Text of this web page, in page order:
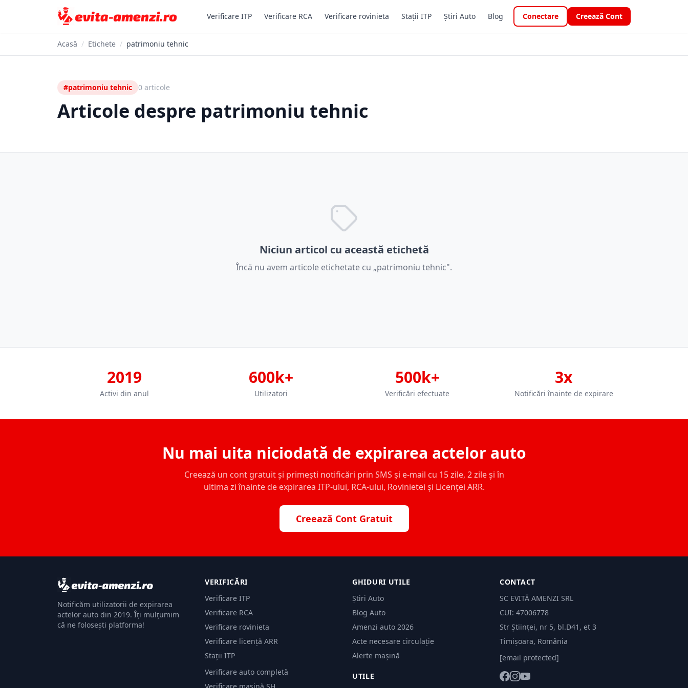
Verificare ITP Verificare RCA Verificare rovinieta Stații ITP Știri Auto Blog Conectare Creează Cont
Acasă / Etichete / patrimoniu tehnic
#patrimoniu tehnic 0 articole
Articole despre patrimoniu tehnic
Niciun articol cu această etichetă
Încă nu avem articole etichetate cu „patrimoniu tehnic".
2019
Activi din anul
600k+
Utilizatori
500k+
Verificări efectuate
3x
Notificări înainte de expirare
Nu mai uita niciodată de expirarea actelor auto
Creează un cont gratuit și primești notificări prin SMS și e-mail cu 15 zile, 2 zile și în
ultima zi înainte de expirarea ITP-ului, RCA-ului, Rovinietei și Licenței ARR.
Creează Cont Gratuit
Notificăm utilizatorii de expirarea
actelor auto din 2019. Îți mulțumim
că ne folosești platforma!
VERIFICĂRI
Verificare ITP
Verificare RCA
Verificare rovinieta
Verificare licență ARR
Stații ITP
Verificare auto completă
GHIDURI UTILE
Știri Auto
Blog Auto
Amenzi auto 2026
Acte necesare circulație
Alerte mașină
UTILE
CONTACT
SC EVITĂ AMENZI SRL
CUI: 47006778
Str Științei, nr 5, bl.D41, et 3
Timișoara, România
[email protected]